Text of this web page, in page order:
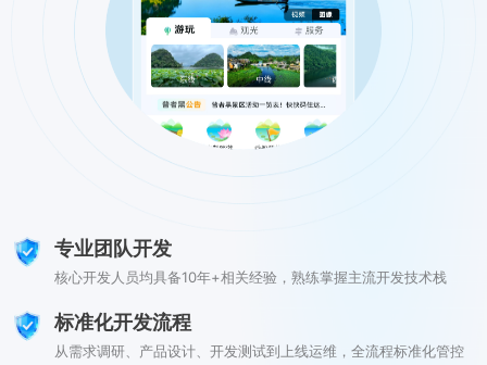
专业团队开发
核心开发人员均具备10年+相关经验，熟练掌握主流开发技术栈
标准化开发流程
从需求调研、产品设计、开发测试到上线运维，全流程标准化管控